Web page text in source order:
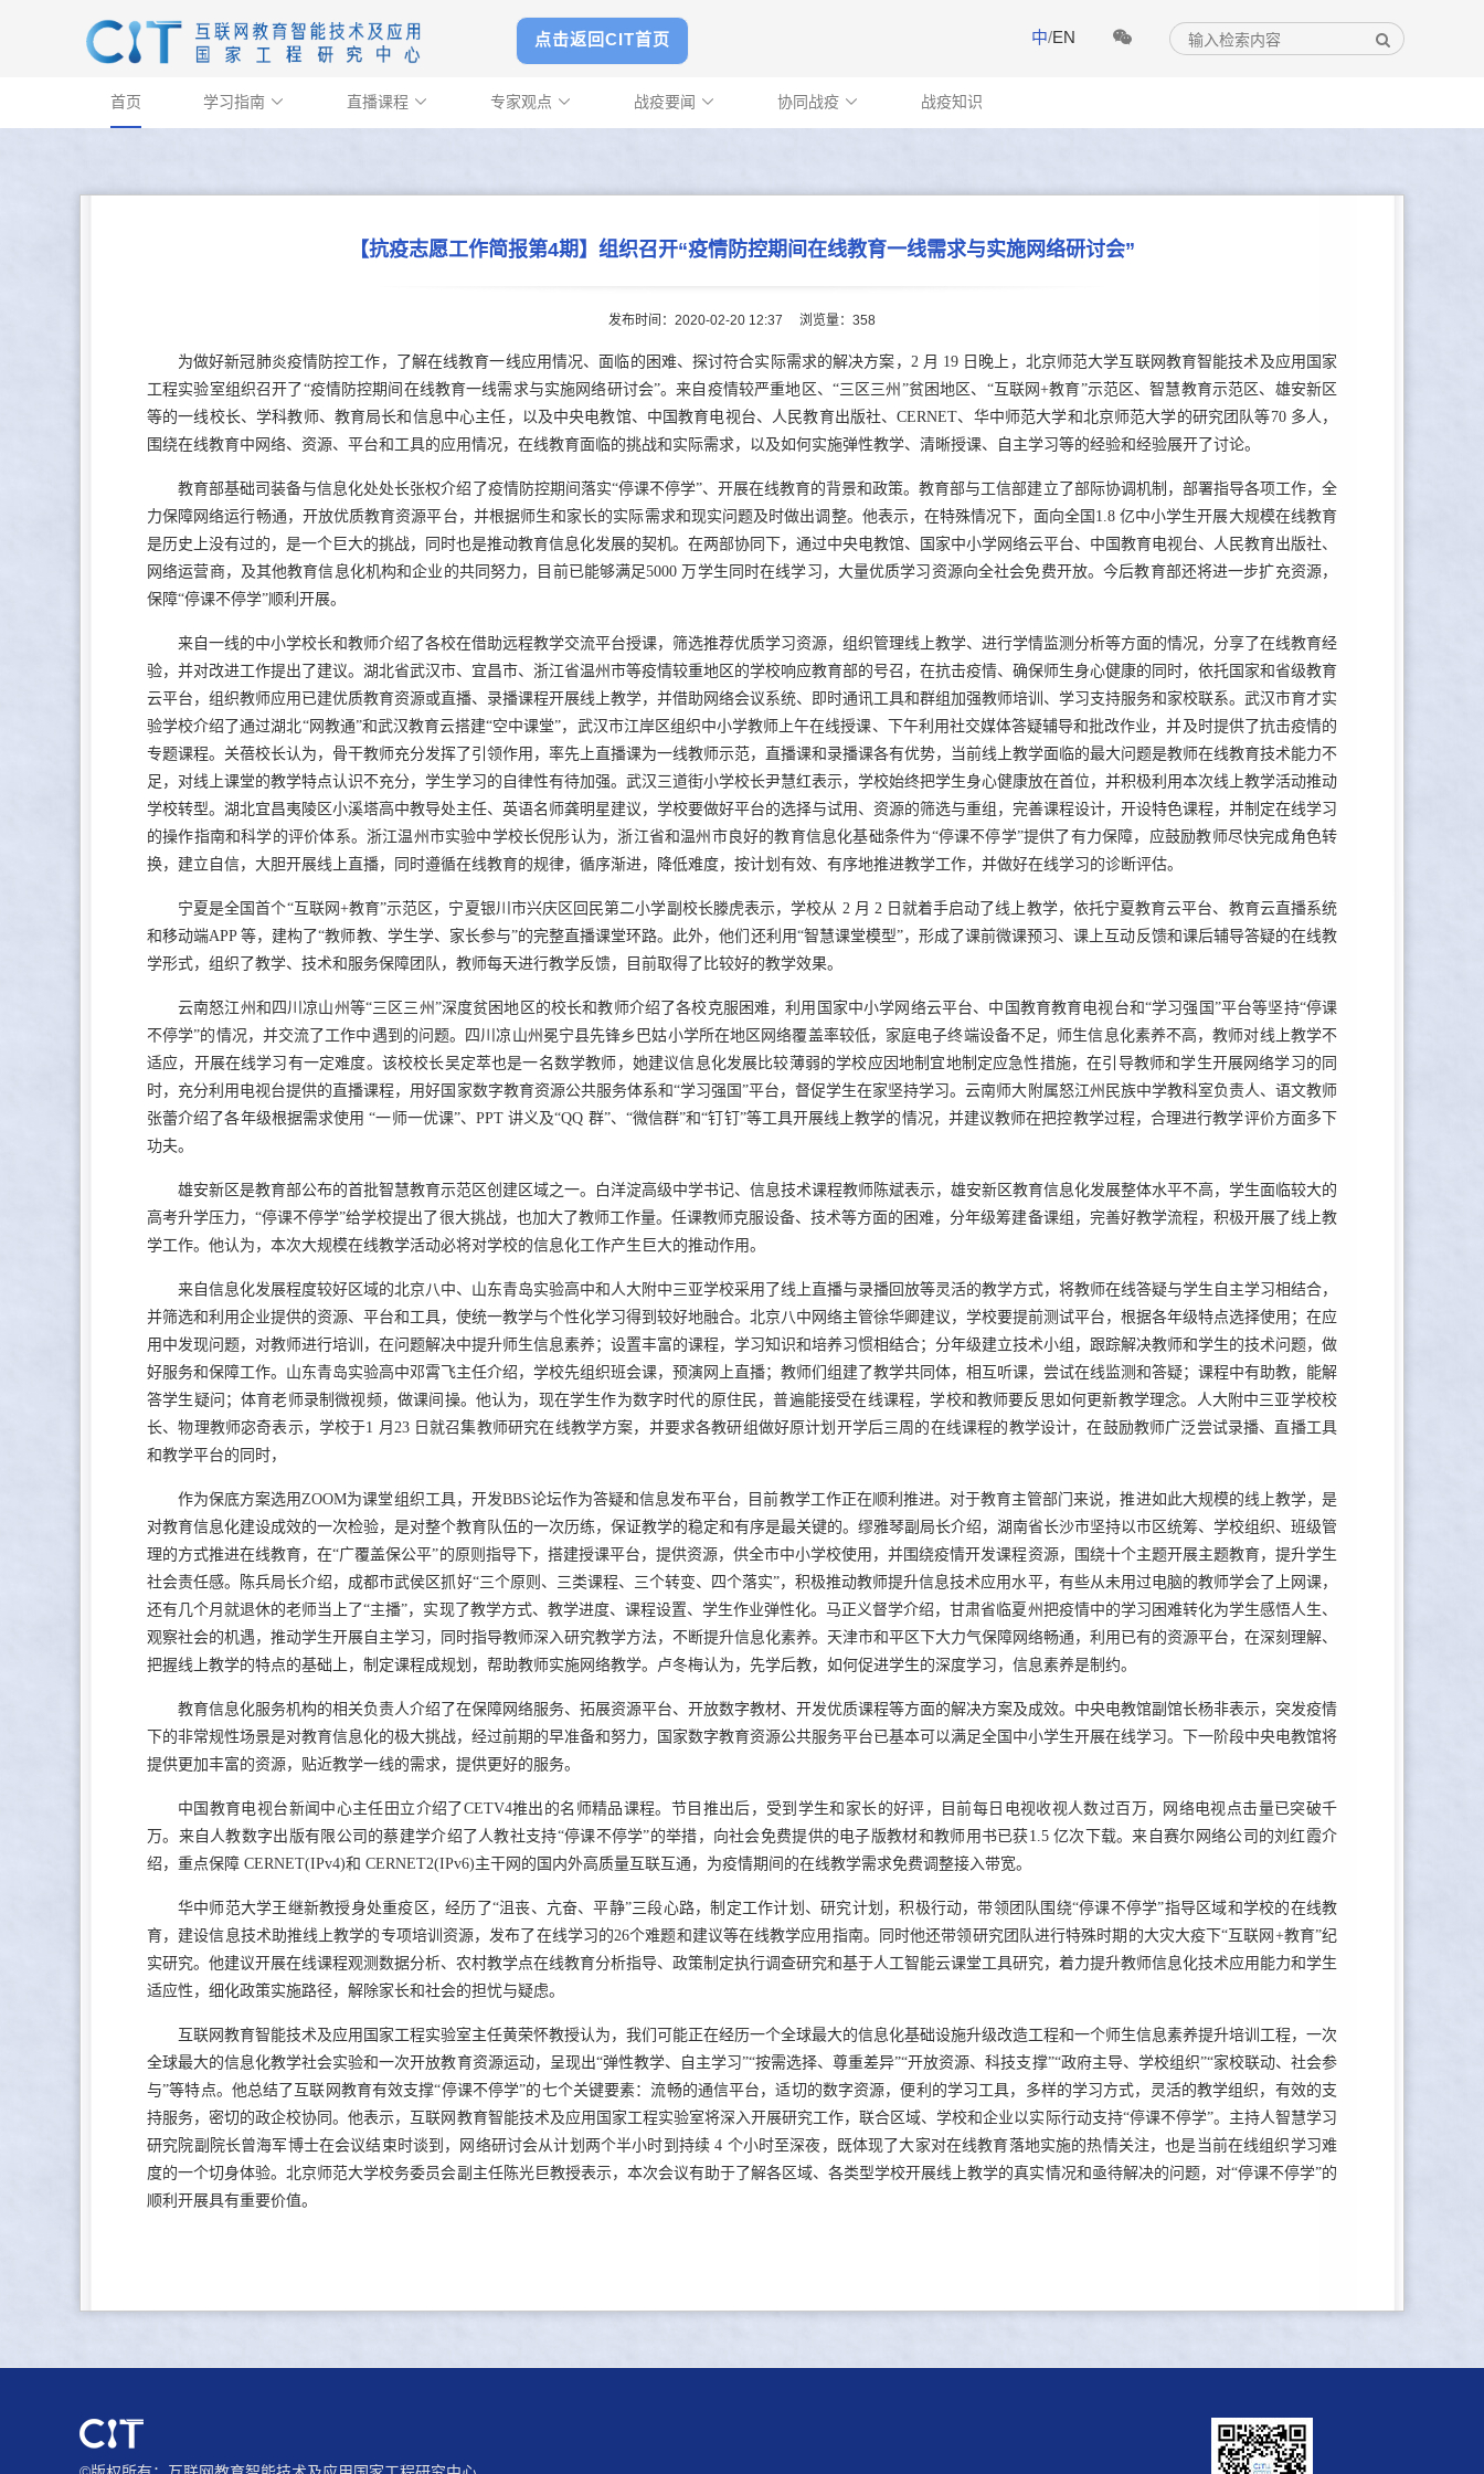
点击返回CIT首页 中/EN
首页 学习指南  直播课程  专家观点  战疫要闻  协同战疫  战疫知识
【抗疫志愿工作简报第4期】组织召开“疫情防控期间在线教育一线需求与实施网络研讨会”
发布时间：2020-02-20 12:37 浏览量： 358
为做好新冠肺炎疫情防控工作，了解在线教育一线应用情况、面临的困难、探讨符合实际需求的解决方案，2 月 19 日晚上，北京师范大学互联网教育智能技术及应用国家
工程实验室组织召开了“疫情防控期间在线教育一线需求与实施网络研讨会”。来自疫情较严重地区、“三区三州”贫困地区、“互联网+教育”示范区、智慧教育示范区、雄安新区
等的一线校长、学科教师、教育局长和信息中心主任，以及中央电教馆、中国教育电视台、人民教育出版社、CERNET、华中师范大学和北京师范大学的研究团队等70 多人，
围绕在线教育中网络、资源、平台和工具的应用情况，在线教育面临的挑战和实际需求，以及如何实施弹性教学、清晰授课、自主学习等的经验和经验展开了讨论。
教育部基础司装备与信息化处处长张权介绍了疫情防控期间落实“停课不停学”、开展在线教育的背景和政策。教育部与工信部建立了部际协调机制，部署指导各项工作，全
力保障网络运行畅通，开放优质教育资源平台，并根据师生和家长的实际需求和现实问题及时做出调整。他表示，在特殊情况下，面向全国1.8 亿中小学生开展大规模在线教育
是历史上没有过的，是一个巨大的挑战，同时也是推动教育信息化发展的契机。在两部协同下，通过中央电教馆、国家中小学网络云平台、中国教育电视台、人民教育出版社、
网络运营商，及其他教育信息化机构和企业的共同努力，目前已能够满足5000 万学生同时在线学习，大量优质学习资源向全社会免费开放。今后教育部还将进一步扩充资源，
保障“停课不停学”顺利开展。
来自一线的中小学校长和教师介绍了各校在借助远程教学交流平台授课，筛选推荐优质学习资源，组织管理线上教学、进行学情监测分析等方面的情况，分享了在线教育经
验，并对改进工作提出了建议。湖北省武汉市、宜昌市、浙江省温州市等疫情较重地区的学校响应教育部的号召，在抗击疫情、确保师生身心健康的同时，依托国家和省级教育
云平台，组织教师应用已建优质教育资源或直播、录播课程开展线上教学，并借助网络会议系统、即时通讯工具和群组加强教师培训、学习支持服务和家校联系。武汉市育才实
验学校介绍了通过湖北“网教通”和武汉教育云搭建“空中课堂”，武汉市江岸区组织中小学教师上午在线授课、下午利用社交媒体答疑辅导和批改作业，并及时提供了抗击疫情的
专题课程。关蓓校长认为，骨干教师充分发挥了引领作用，率先上直播课为一线教师示范，直播课和录播课各有优势，当前线上教学面临的最大问题是教师在线教育技术能力不
足，对线上课堂的教学特点认识不充分，学生学习的自律性有待加强。武汉三道街小学校长尹慧红表示，学校始终把学生身心健康放在首位，并积极利用本次线上教学活动推动
学校转型。湖北宜昌夷陵区小溪塔高中教导处主任、英语名师龚明星建议，学校要做好平台的选择与试用、资源的筛选与重组，完善课程设计，开设特色课程，并制定在线学习
的操作指南和科学的评价体系。浙江温州市实验中学校长倪彤认为，浙江省和温州市良好的教育信息化基础条件为“停课不停学”提供了有力保障，应鼓励教师尽快完成角色转
换，建立自信，大胆开展线上直播，同时遵循在线教育的规律，循序渐进，降低难度，按计划有效、有序地推进教学工作，并做好在线学习的诊断评估。
宁夏是全国首个“互联网+教育”示范区，宁夏银川市兴庆区回民第二小学副校长滕虎表示，学校从 2 月 2 日就着手启动了线上教学，依托宁夏教育云平台、教育云直播系统
和移动端APP 等，建构了“教师教、学生学、家长参与”的完整直播课堂环路。此外，他们还利用“智慧课堂模型”，形成了课前微课预习、课上互动反馈和课后辅导答疑的在线教
学形式，组织了教学、技术和服务保障团队，教师每天进行教学反馈，目前取得了比较好的教学效果。
云南怒江州和四川凉山州等“三区三州”深度贫困地区的校长和教师介绍了各校克服困难，利用国家中小学网络云平台、中国教育教育电视台和“学习强国”平台等坚持“停课
不停学”的情况，并交流了工作中遇到的问题。四川凉山州冕宁县先锋乡巴姑小学所在地区网络覆盖率较低，家庭电子终端设备不足，师生信息化素养不高，教师对线上教学不
适应，开展在线学习有一定难度。该校校长吴定萃也是一名数学教师，她建议信息化发展比较薄弱的学校应因地制宜地制定应急性措施，在引导教师和学生开展网络学习的同
时，充分利用电视台提供的直播课程，用好国家数字教育资源公共服务体系和“学习强国”平台，督促学生在家坚持学习。云南师大附属怒江州民族中学教科室负责人、语文教师
张蕾介绍了各年级根据需求使用 “一师一优课”、PPT 讲义及“QQ 群”、“微信群”和“钉钉”等工具开展线上教学的情况，并建议教师在把控教学过程，合理进行教学评价方面多下
功夫。
雄安新区是教育部公布的首批智慧教育示范区创建区域之一。白洋淀高级中学书记、信息技术课程教师陈斌表示，雄安新区教育信息化发展整体水平不高，学生面临较大的
高考升学压力，“停课不停学”给学校提出了很大挑战，也加大了教师工作量。任课教师克服设备、技术等方面的困难，分年级筹建备课组，完善好教学流程，积极开展了线上教
学工作。他认为，本次大规模在线教学活动必将对学校的信息化工作产生巨大的推动作用。
来自信息化发展程度较好区域的北京八中、山东青岛实验高中和人大附中三亚学校采用了线上直播与录播回放等灵活的教学方式，将教师在线答疑与学生自主学习相结合，
并筛选和利用企业提供的资源、平台和工具，使统一教学与个性化学习得到较好地融合。北京八中网络主管徐华卿建议，学校要提前测试平台，根据各年级特点选择使用；在应
用中发现问题，对教师进行培训，在问题解决中提升师生信息素养；设置丰富的课程，学习知识和培养习惯相结合；分年级建立技术小组，跟踪解决教师和学生的技术问题，做
好服务和保障工作。山东青岛实验高中邓霄飞主任介绍，学校先组织班会课，预演网上直播；教师们组建了教学共同体，相互听课，尝试在线监测和答疑；课程中有助教，能解
答学生疑问；体育老师录制微视频，做课间操。他认为，现在学生作为数字时代的原住民，普遍能接受在线课程，学校和教师要反思如何更新教学理念。人大附中三亚学校校
长、物理教师宓奇表示，学校于1 月23 日就召集教师研究在线教学方案，并要求各教研组做好原计划开学后三周的在线课程的教学设计，在鼓励教师广泛尝试录播、直播工具
和教学平台的同时，
作为保底方案选用ZOOM为课堂组织工具，开发BBS论坛作为答疑和信息发布平台，目前教学工作正在顺利推进。 对于教育主管部门来说，推进如此大规模的线上教学，是
对教育信息化建设成效的一次检验，是对整个教育队伍的一次历练，保证教学的稳定和有序是最关键的。缪雅琴副局长介绍，湖南省长沙市坚持以市区统筹、学校组织、班级管
理的方式推进在线教育，在“广覆盖保公平”的原则指导下，搭建授课平台，提供资源，供全市中小学校使用，并围绕疫情开发课程资源，围绕十个主题开展主题教育，提升学生
社会责任感。陈兵局长介绍，成都市武侯区抓好“三个原则、三类课程、三个转变、四个落实”，积极推动教师提升信息技术应用水平，有些从未用过电脑的教师学会了上网课，
还有几个月就退休的老师当上了“主播”，实现了教学方式、教学进度、课程设置、学生作业弹性化。马正义督学介绍，甘肃省临夏州把疫情中的学习困难转化为学生感悟人生、
观察社会的机遇，推动学生开展自主学习，同时指导教师深入研究教学方法，不断提升信息化素养。天津市和平区下大力气保障网络畅通，利用已有的资源平台，在深刻理解、
把握线上教学的特点的基础上，制定课程成规划，帮助教师实施网络教学。卢冬梅认为，先学后教，如何促进学生的深度学习，信息素养是制约。
教育信息化服务机构的相关负责人介绍了在保障网络服务、拓展资源平台、开放数字教材、开发优质课程等方面的解决方案及成效。中央电教馆副馆长杨非表示，突发疫情
下的非常规性场景是对教育信息化的极大挑战，经过前期的早准备和努力，国家数字教育资源公共服务平台已基本可以满足全国中小学生开展在线学习。下一阶段中央电教馆将
提供更加丰富的资源，贴近教学一线的需求，提供更好的服务。
中国教育电视台新闻中心主任田立介绍了CETV4推出的名师精品课程。节目推出后， 受到学生和家长的好评，目前每日电视收视人数过百万，网络电视点击量已突破千
万。来自人教数字出版有限公司的蔡建学介绍了人教社支持“停课不停学”的举措，向社会免费提供的电子版教材和教师用书已获1.5 亿次下载。来自赛尔网络公司的刘红霞介
绍，重点保障 CERNET(IPv4)和 CERNET2(IPv6)主干网的国内外高质量互联互通，为疫情期间的在线教学需求免费调整接入带宽。
华中师范大学王继新教授身处重疫区，经历了“沮丧、亢奋、平静”三段心路，制定工作计划、研究计划，积极行动，带领团队围绕“停课不停学”指导区域和学校的在线教
育，建设信息技术助推线上教学的专项培训资源，发布了在线学习的26个难题和建议等在线教学应用指南。同时他还带领研究团队进行特殊时期的大灾大疫下“互联网+教育”纪
实研究。他建议开展在线课程观测数据分析、农村教学点在线教育分析指导、政策制定执行调查研究和基于人工智能云课堂工具研究，着力提升教师信息化技术应用能力和学生
适应性，细化政策实施路径，解除家长和社会的担忧与疑虑。
互联网教育智能技术及应用国家工程实验室主任黄荣怀教授认为，我们可能正在经历一个全球最大的信息化基础设施升级改造工程和一个师生信息素养提升培训工程，一次
全球最大的信息化教学社会实验和一次开放教育资源运动，呈现出“弹性教学、自主学习”“按需选择、尊重差异”“开放资源、科技支撑”“政府主导、学校组织”“家校联动、社会参
与”等特点。他总结了互联网教育有效支撑“停课不停学”的七个关键要素：流畅的通信平台，适切的数字资源，便利的学习工具，多样的学习方式，灵活的教学组织，有效的支
持服务，密切的政企校协同。他表示，互联网教育智能技术及应用国家工程实验室将深入开展研究工作，联合区域、学校和企业以实际行动支持“停课不停学”。主持人智慧学习
研究院副院长曾海军博士在会议结束时谈到，网络研讨会从计划两个半小时到持续 4 个小时至深夜，既体现了大家对在线教育落地实施的热情关注，也是当前在线组织学习难
度的一个切身体验。北京师范大学校务委员会副主任陈光巨教授表示，本次会议有助于了解各区域、各类型学校开展线上教学的真实情况和亟待解决的问题，对“停课不停学”的
顺利开展具有重要价值。